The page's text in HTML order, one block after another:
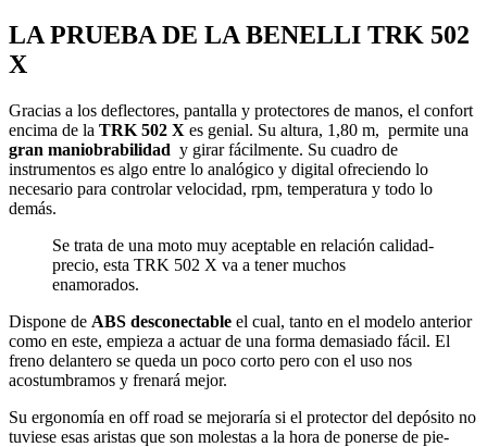
LA PRUEBA DE LA BENELLI TRK 502
X
Gracias a los deflectores, pantalla y protectores de manos, el confort
encima de la TRK 502 X es genial. Su altura, 1,80 m, permite una
gran maniobrabilidad y girar fácilmente. Su cuadro de
instrumentos es algo entre lo analógico y digital ofreciendo lo
necesario para controlar velocidad, rpm, temperatura y todo lo
demás.
Se trata de una moto muy aceptable en relación calidad-
precio, esta TRK 502 X va a tener muchos
enamorados.
Dispone de ABS desconectable el cual, tanto en el modelo anterior
como en este, empieza a actuar de una forma demasiado fácil. El
freno delantero se queda un poco corto pero con el uso nos
acostumbramos y frenará mejor.
Su ergonomía en off road se mejoraría si el protector del depósito no
tuviese esas aristas que son molestas a la hora de ponerse de pie-